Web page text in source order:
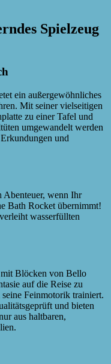
Spielzeug
ein außergewöhnliches
Mit seiner vielseitigen
zu einer Tafel und
umgewandelt werden
und
Abenteuer, wenn Ihr
Bath Rocket übernimmt!
wasserfüllten
Blöcken von Bello
auf die Reise zu
Feinmotorik trainiert.
und bieten
aus haltbaren,